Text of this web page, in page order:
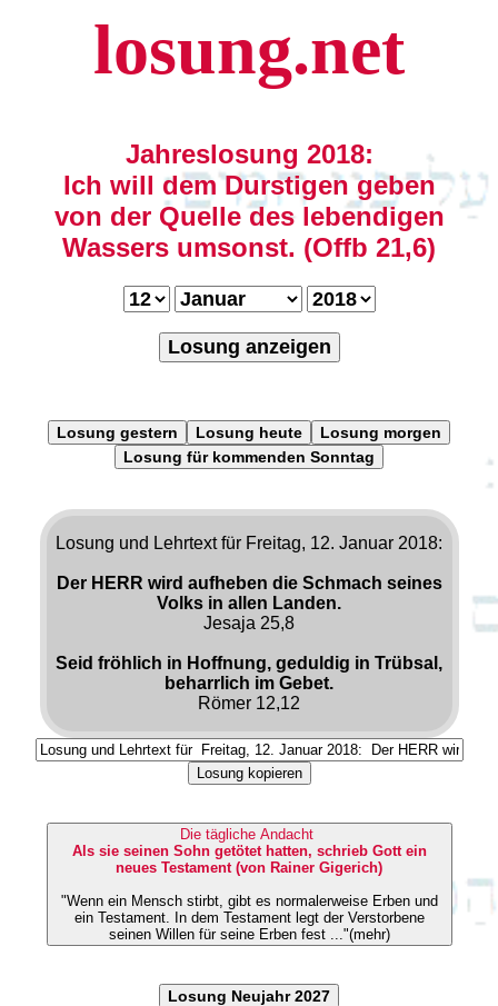
losung.net
Jahreslosung 2018:
Ich will dem Durstigen geben
von der Quelle des lebendigen
Wassers umsonst. (Offb 21,6)
Losung anzeigen
Losung gestern Losung heute
Losung morgen
Losung für kommenden Sonntag
Losung und Lehrtext für Freitag, 12. Januar 2018:
Der HERR wird aufheben die Schmach seines
Volks in allen Landen.
Jesaja 25,8
Seid fröhlich in Hoffnung, geduldig in Trübsal,
beharrlich im Gebet.
Römer 12,12
Losung kopieren
Die tägliche Andacht
Als sie seinen Sohn getötet hatten, schrieb Gott ein
neues Testament (von Rainer Gigerich)
"Wenn ein Mensch stirbt, gibt es normalerweise Erben und
ein Testament. In dem Testament legt der Verstorbene
seinen Willen für seine Erben fest ..."(mehr)
Losung Neujahr 2027